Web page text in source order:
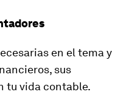
en el tema y
sus
tu vida contable.